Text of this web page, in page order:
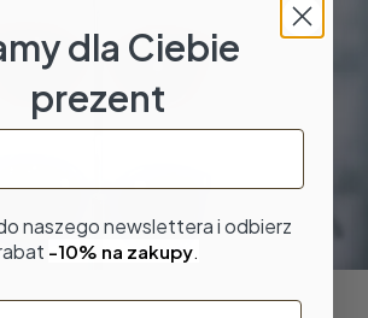
dla Ciebie
prezent
naszego newslettera i odbierz
-10% na zakupy.